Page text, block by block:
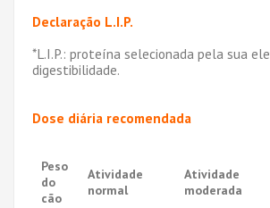
Declaração L.I.P.
*L.I.P.: proteína selecionada pela sua
digestibilidade.
Dose diária recomendada
Peso
do
cão
Atividade
normal
Atividade
moderada